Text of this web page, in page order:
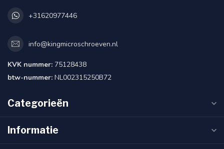
+31620977446
info@kingmicroschroeven.nl
KVK nummer: 75128438
btw-nummer: NL002315250B72
Categorieën
Informatie